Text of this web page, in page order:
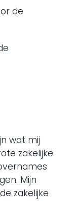
de
wat mij
zakelijke
Mijn
zakelijke